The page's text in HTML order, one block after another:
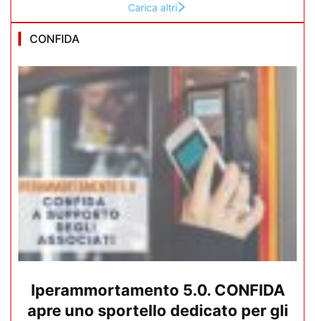
Carica altri
CONFIDA
Iperammortamento 5.0. CONFIDA
apre uno sportello dedicato per gli